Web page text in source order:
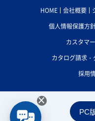
HOME 会社概要
個人情報保護方
カスタマ
カタログ請求
採用
PC
×